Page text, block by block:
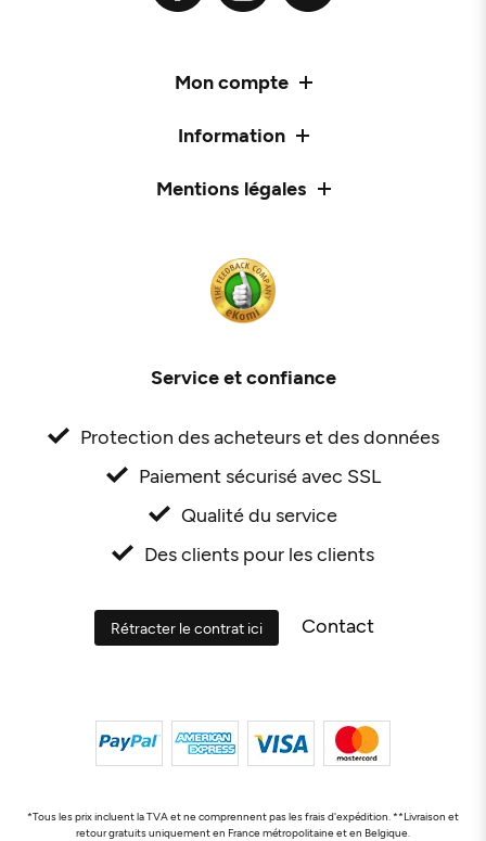
Mon compte
Information
Mentions légales
Service et confiance
Protection des acheteurs et des données
Paiement sécurisé avec SSL
Qualité du service
Des clients pour les clients
Rétracter le contrat ici Contact
*Tous les prix incluent la TVA et ne comprennent pas les frais d'expédition. **Livraison et
retour gratuits uniquement en France métropolitaine et en Belgique.